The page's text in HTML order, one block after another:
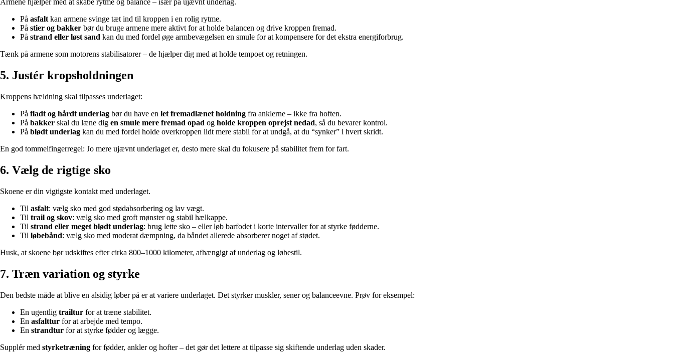
Armene hjælper med at skabe rytme og balance – især på ujævnt underlag.
På asfalt kan armene svinge tæt ind til kroppen i en rolig rytme.
På stier og bakker bør du bruge armene mere aktivt for at holde balancen og drive kroppen fremad.
På strand eller løst sand kan du med fordel øge armbevægelsen en smule for at kompensere for det ekstra energiforbrug.
Tænk på armene som motorens stabilisatorer – de hjælper dig med at holde tempoet og retningen.
5. Justér kropsholdningen
Kroppens hældning skal tilpasses underlaget:
På fladt og hårdt underlag bør du have en let fremadlænet holdning fra anklerne – ikke fra hoften.
På bakker skal du læne dig en smule mere fremad opad og holde kroppen oprejst nedad, så du bevarer kontrol.
På blødt underlag kan du med fordel holde overkroppen lidt mere stabil for at undgå, at du “synker” i hvert skridt.
En god tommelfingerregel: Jo mere ujævnt underlaget er, desto mere skal du fokusere på stabilitet frem for fart.
6. Vælg de rigtige sko
Skoene er din vigtigste kontakt med underlaget.
Til asfalt: vælg sko med god stødabsorbering og lav vægt.
Til trail og skov: vælg sko med groft mønster og stabil hælkappe.
Til strand eller meget blødt underlag: brug lette sko – eller løb barfodet i korte intervaller for at styrke fødderne.
Til løbebånd: vælg sko med moderat dæmpning, da båndet allerede absorberer noget af stødet.
Husk, at skoene bør udskiftes efter cirka 800–1000 kilometer, afhængigt af underlag og løbestil.
7. Træn variation og styrke
Den bedste måde at blive en alsidig løber på er at variere underlaget. Det styrker muskler, sener og balanceevne. Prøv for eksempel:
En ugentlig trailtur for at træne stabilitet.
En asfalttur for at arbejde med tempo.
En strandtur for at styrke fødder og lægge.
Supplér med styrketræning for fødder, ankler og hofter – det gør det lettere at tilpasse sig skiftende underlag uden skader.